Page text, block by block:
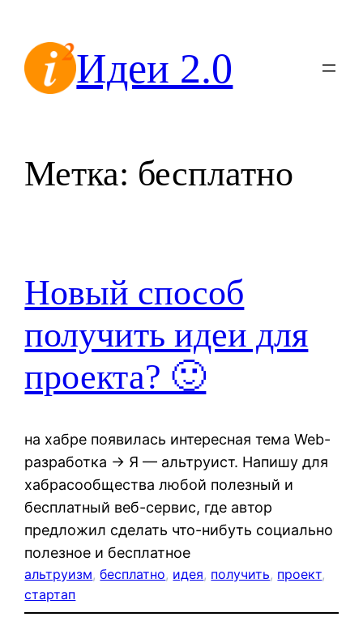
содержимомуИдеи 2.0
Метка: бесплатно
Новый способ
получить идеи для
проекта? 🙂
на хабре появилась интересная тема Web-
разработка → Я — альтруист. Напишу для
хабрасообщества любой полезный и
бесплатный веб-сервис, где автор
предложил сделать что-нибуть социально
полезное и бесплатное
альтруизм, бесплатно, идея, получить, проект
стартап